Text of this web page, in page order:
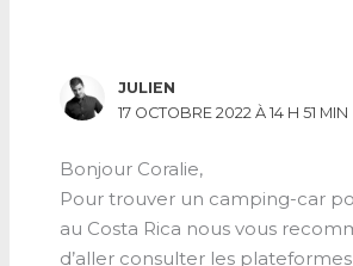
JULIEN
17 OCTOBRE 2022 À 14 H 51 MIN
Bonjour Coralie,
Pour trouver un camping-car
au Costa Rica nous vous
d’aller consulter les